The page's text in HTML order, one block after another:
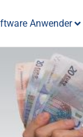
Anwender